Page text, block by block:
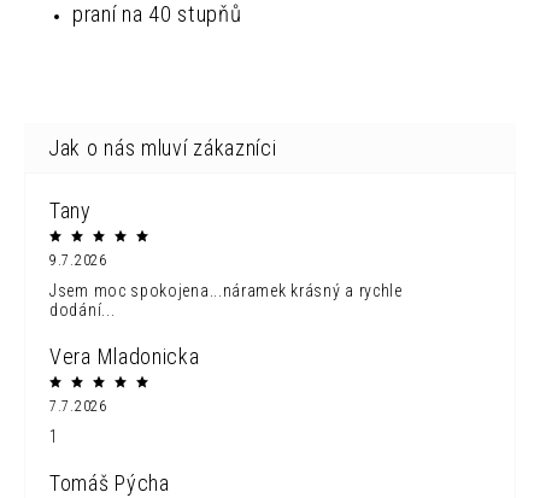
praní na 40 stupňů
Tany
9.7.2026
Jsem moc spokojena...náramek krásný a rychle
dodání...
Vera Mladonicka
7.7.2026
1
Tomáš Pýcha